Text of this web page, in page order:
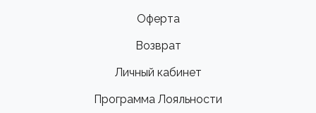
Оферта
Возврат
Личный кабинет
Программа Лояльности